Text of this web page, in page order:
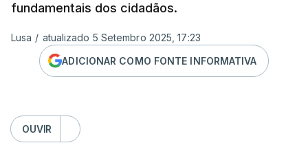
fundamentais dos cidadãos.
Lusa / atualizado 5 Setembro 2025, 17:23
ADICIONAR COMO FONTE INFORMATIVA
OUVIR